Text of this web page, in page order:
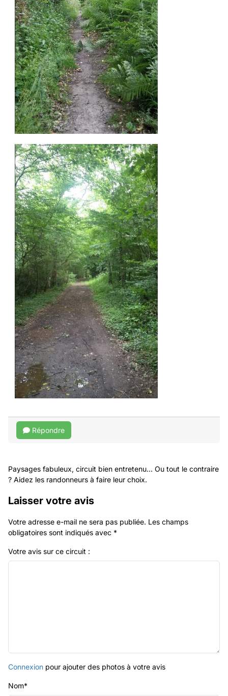
Répondre
Paysages fabuleux, circuit bien entretenu... Ou tout le contraire
? Aidez les randonneurs à faire leur choix.
Laisser votre avis
Votre adresse e-mail ne sera pas publiée. Les champs
obligatoires sont indiqués avec *
Votre avis sur ce circuit :
Connexion pour ajouter des photos à votre avis
Nom*